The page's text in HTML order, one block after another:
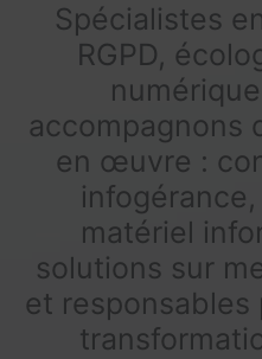
Spécialistes
RGPD,
accompagnons
en œuvre :
matériel
solutions sur
et responsables